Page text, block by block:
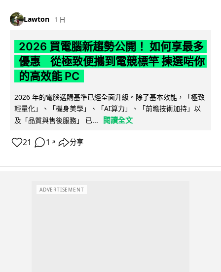
Lawton 1 日
2026 買電腦新趨勢公開！ 如何享最多
優惠 從極致便攜到電競標竿 揀選啱你
的高效能 PC
2026 年的電腦選購基準已經全面升級。除了基本效能，「極致
輕量化」、「機身美學」、「AI算力」、「前瞻技術加持」以
及「品質與售後服務」 已...
閱讀全文
21 1 ↗ 分享
ADVERTISEMENT